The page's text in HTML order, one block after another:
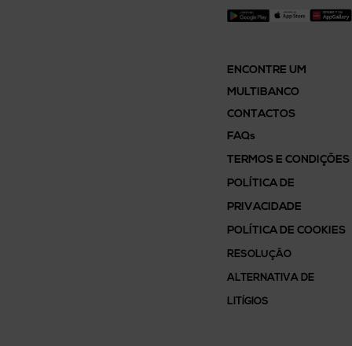
ENCONTRE UM
MULTIBANCO
CONTACTOS
FAQs
TERMOS E CONDIÇÕES
POLÍTICA DE
PRIVACIDADE
POLÍTICA DE COOKIES
RESOLUÇÃO
ALTERNATIVA DE
LITÍGIOS